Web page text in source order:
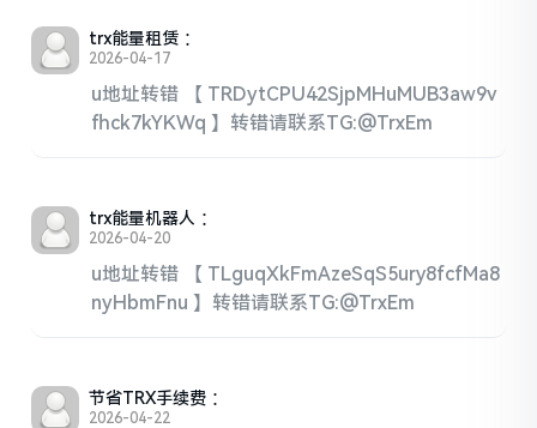
trx能量租赁 ：
2026-04-17
u地址转错 【 TRDytCPU42SjpMHuMUB3aw9v
fhck7kYKWq 】转错请联系TG:@TrxEm
trx能量机器人 ：
2026-04-20
u地址转错 【 TLguqXkFmAzeSqS5ury8fcfMa8
nyHbmFnu 】转错请联系TG:@TrxEm
节省TRX手续费 ：
2026-04-22